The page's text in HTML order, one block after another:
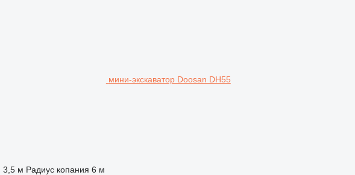
мини-экскаватор Doosan DH55
3,5 м Радиус копания 6 м